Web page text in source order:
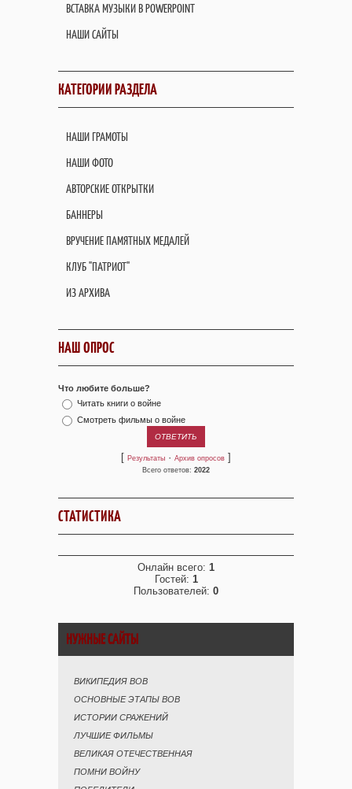
ВСТАВКА МУЗЫКИ В POWERPOINT
НАШИ САЙТЫ
КАТЕГОРИИ РАЗДЕЛА
НАШИ ГРАМОТЫ
НАШИ ФОТО
АВТОРСКИЕ ОТКРЫТКИ
БАННЕРЫ
ВРУЧЕНИЕ ПАМЯТНЫХ МЕДАЛЕЙ
КЛУБ "ПАТРИОТ"
ИЗ АРХИВА
НАШ ОПРОС
Что любите больше?
Читать книги о войне
Смотреть фильмы о войне
[ Результаты · Архив опросов ]
Всего ответов: 2022
СТАТИСТИКА
Онлайн всего: 1
Гостей: 1
Пользователей: 0
НУЖНЫЕ САЙТЫ
ВИКИПЕДИЯ ВОВ
ОСНОВНЫЕ ЭТАПЫ ВОВ
ИСТОРИИ СРАЖЕНИЙ
ЛУЧШИЕ ФИЛЬМЫ
ВЕЛИКАЯ ОТЕЧЕСТВЕННАЯ
ПОМНИ ВОЙНУ